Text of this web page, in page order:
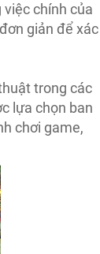
chính của
giản để xác
trong các
lựa chọn ban
chơi game,